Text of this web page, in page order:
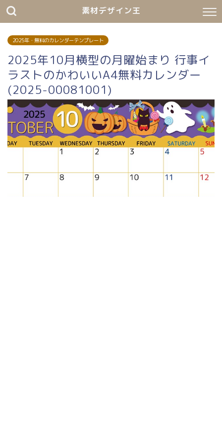
素材デザイン王
2025年・無料のカレンダーテンプレート
2025年10月横型の月曜始まり 行事イ
ラストのかわいいA4無料カレンダー
(2025-00081001)